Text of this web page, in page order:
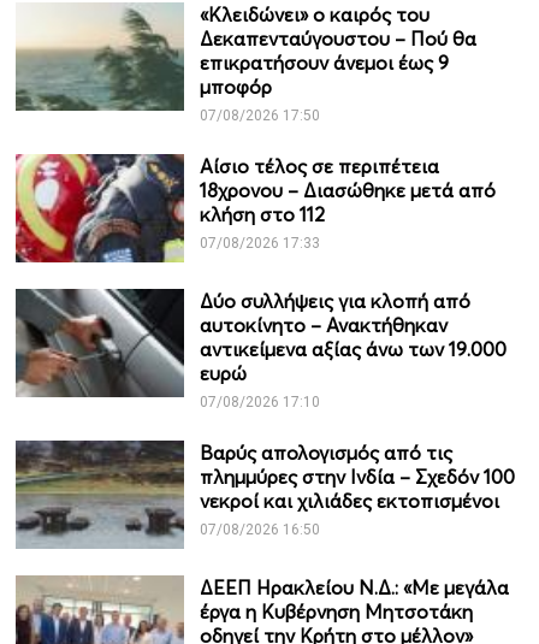
«Κλειδώνει» ο καιρός του
Δεκαπενταύγουστου – Πού θα
επικρατήσουν άνεμοι έως 9
μποφόρ
07/08/2026 17:50
Αίσιο τέλος σε περιπέτεια
18χρονου – Διασώθηκε μετά από
κλήση στο 112
07/08/2026 17:33
Δύο συλλήψεις για κλοπή από
αυτοκίνητο – Ανακτήθηκαν
αντικείμενα αξίας άνω των 19.000
ευρώ
07/08/2026 17:10
Βαρύς απολογισμός από τις
πλημμύρες στην Ινδία – Σχεδόν 100
νεκροί και χιλιάδες εκτοπισμένοι
07/08/2026 16:50
ΔΕΕΠ Ηρακλείου Ν.Δ.: «Με μεγάλα
έργα η Κυβέρνηση Μητσοτάκη
οδηγεί την Κρήτη στο μέλλον»